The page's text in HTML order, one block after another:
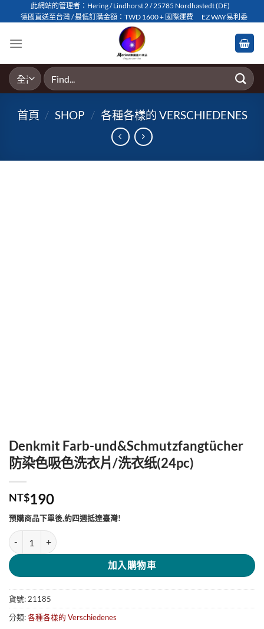
to
此網站的管理者：Hering / Lindhorst 2 / 25785 Nordhastedt (DE)
德國直送至台灣 / 最低訂購金額：TWD 1600 + 國際運費
EZ WAY易利委
搜
尋
鍵
首頁 / SHOP / 各種各樣的 VERSCHIEDENES
Denkmit Farb-und&Schmutzfangtücher
防染色吸色洗衣片/洗衣纸(24pc)
NT$190
預購商品下單後,約四週抵達臺灣!
Denkmit Farb-und&Schmutzfangtücher防染色吸色洗衣片/洗衣纸
加入購物車
貨號: 21185
分類:各種各樣的 Verschiedenes